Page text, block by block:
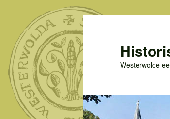
primaire
inhoud
Westerwolde